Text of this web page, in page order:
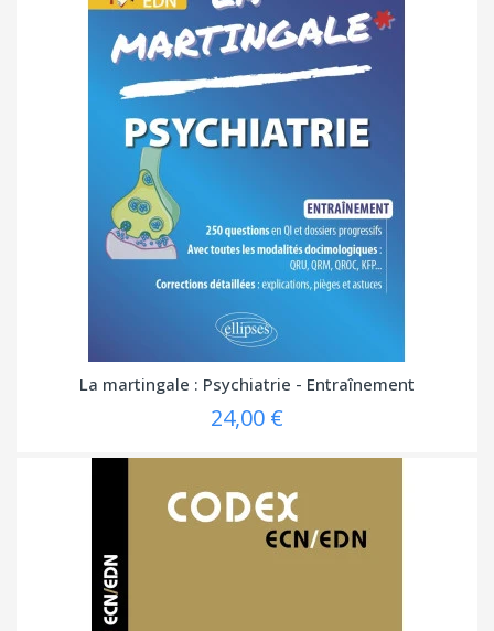
La martingale : Psychiatrie - Entraînement
24,00 €